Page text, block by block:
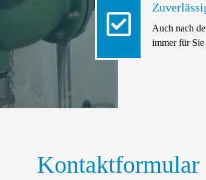
Auch nach
immer für Sie
Kontaktformular